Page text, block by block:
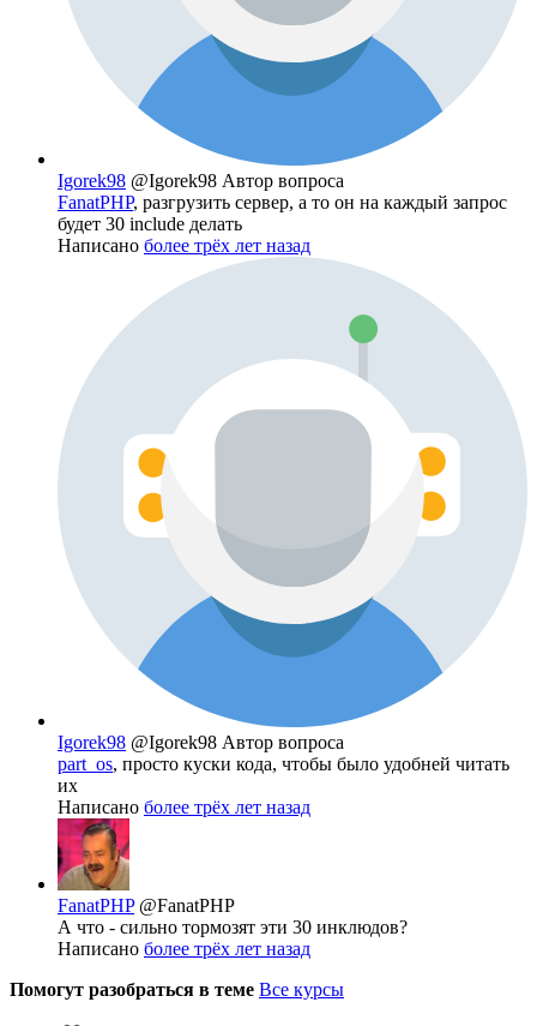
Igorek98 @Igorek98 Автор вопроса
FanatPHP, разгрузить сервер, а то он на каждый запрос
будет 30 include делать
Написано более трёх лет назад
Igorek98 @Igorek98 Автор вопроса
part_os, просто куски кода, чтобы было удобней читать
их
Написано более трёх лет назад
FanatPHP @FanatPHP
А что - сильно тормозят эти 30 инклюдов?
Написано более трёх лет назад
Помогут разобраться в теме Все курсы